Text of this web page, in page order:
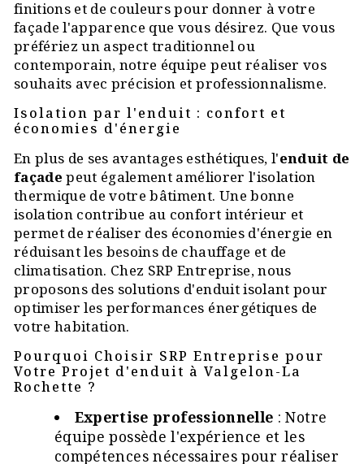
finitions et de couleurs pour donner à votre
façade l'apparence que vous désirez. Que vous
préfériez un aspect traditionnel ou
contemporain, notre équipe peut réaliser vos
souhaits avec précision et professionnalisme.
Isolation par l'enduit : confort et
économies d'énergie
En plus de ses avantages esthétiques, l'enduit de
façade peut également améliorer l'isolation
thermique de votre bâtiment. Une bonne
isolation contribue au confort intérieur et
permet de réaliser des économies d'énergie en
réduisant les besoins de chauffage et de
climatisation. Chez SRP Entreprise, nous
proposons des solutions d'enduit isolant pour
optimiser les performances énergétiques de
votre habitation.
Pourquoi Choisir SRP Entreprise pour
Votre Projet d'enduit à Valgelon-La
Rochette ?
Expertise professionnelle : Notre
équipe possède l'expérience et les
compétences nécessaires pour réaliser